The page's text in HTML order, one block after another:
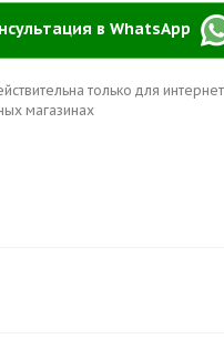
в WhatsApp
только для
магазинах